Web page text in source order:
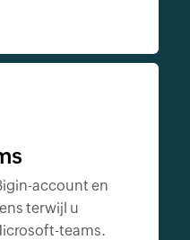
account en
terwijl u
teams.